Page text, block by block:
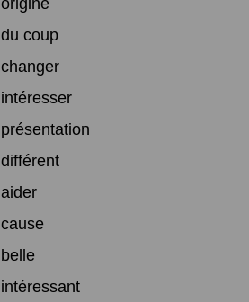
du coup
changer
intéresser
présentation
différent
aider
cause
belle
intéressant